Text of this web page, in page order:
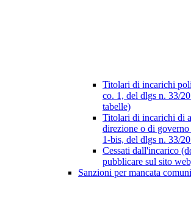
Titolari di incarichi
co. 1, del dlgs n. 33/
tabelle)
Titolari di incarichi di
direzione o di
1-bis, del dlgs n. 33/
Cessati dall'incarico
pubblicare sul sito
Sanzioni per mancata